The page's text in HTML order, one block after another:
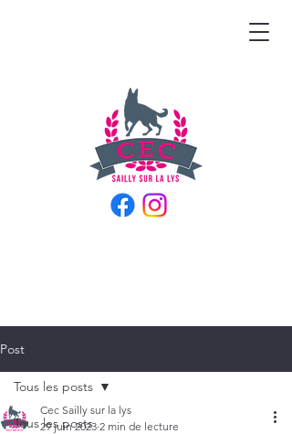
Post
Tous les posts
Tous les posts
Cec Sailly sur la lys
29 juin 2023 2 min de lecture